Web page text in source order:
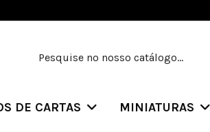
DE CARTAS MINIATURAS